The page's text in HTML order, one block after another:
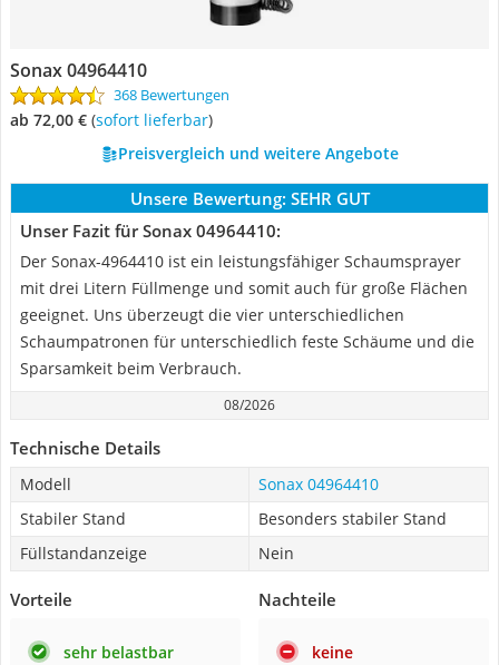
Sonax 04964410
368 Bewertungen
ab 72,00 € ( Sofort lieferbar)
Preisvergleich und weitere Angebote
Unsere Bewertung: SEHR GUT
Unser Fazit für Sonax 04964410:
Der Sonax-4964410 ist ein leistungsfähiger Schaumsprayer
mit drei Litern Füllmenge und somit auch für große Flächen
geeignet. Uns überzeugt die vier unterschiedlichen
Schaumpatronen für unterschiedlich feste Schäume und die
Sparsamkeit beim Verbrauch.
08/2026
Technische Details
Modell
Sonax 04964410
Stabiler Stand
Besonders stabiler Stand
Füllstandanzeige
Nein
Vorteile
sehr belastbar
Nachteile
keine